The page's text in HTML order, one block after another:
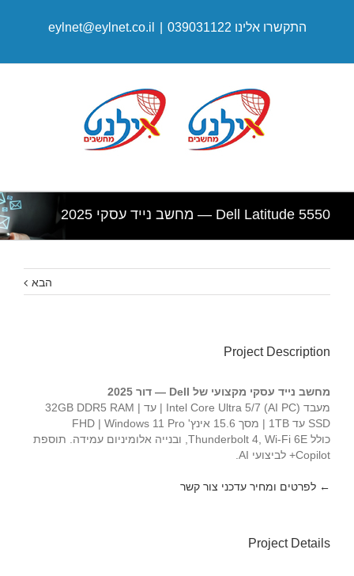
התקשרו אלינו 039031122 eylnet@eylnet.co.il
Dell Latitude 5550 — מחשב נייד עסקי 2025
הבא
Project Description
מחשב נייד עסקי מקצועי של Dell — דור 2025
מעבד Intel Core Ultra 5/7 (AI PC) | עד 32GB DDR5 RAM |
SSD עד 1TB | מסך 15.6 אינץ' FHD | Windows 11 Pro
כולל Thunderbolt 4, Wi-Fi 6E, ובנייה אלומיניום עמידה. תוספת
Copilot+ לביצועי AI.
← לפרטים ומחיר עדכני צור קשר
Project Details